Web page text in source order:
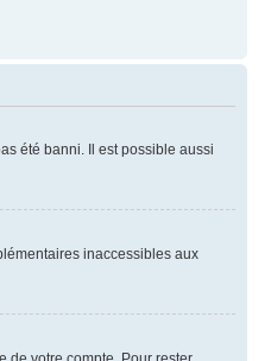
été banni. Il est possible aussi
inaccessibles aux